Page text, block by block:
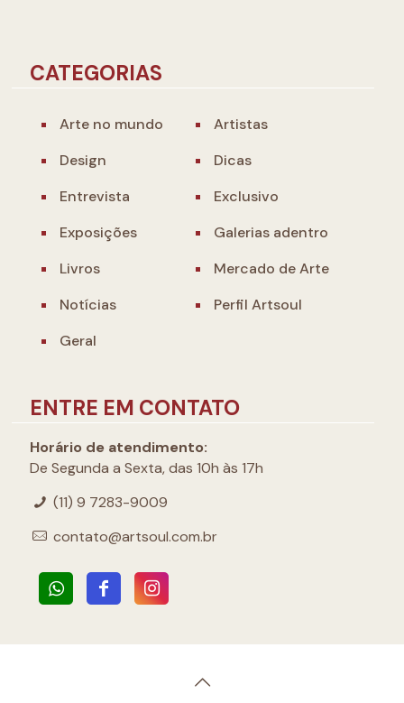
CATEGORIAS
Arte no mundo
Artistas
Design
Dicas
Entrevista
Exclusivo
Exposições
Galerias adentro
Livros
Mercado de Arte
Notícias
Perfil Artsoul
Geral
ENTRE EM CONTATO
Horário de atendimento:
De Segunda a Sexta, das 10h às 17h
(11) 9 7283-9009
contato@artsoul.com.br